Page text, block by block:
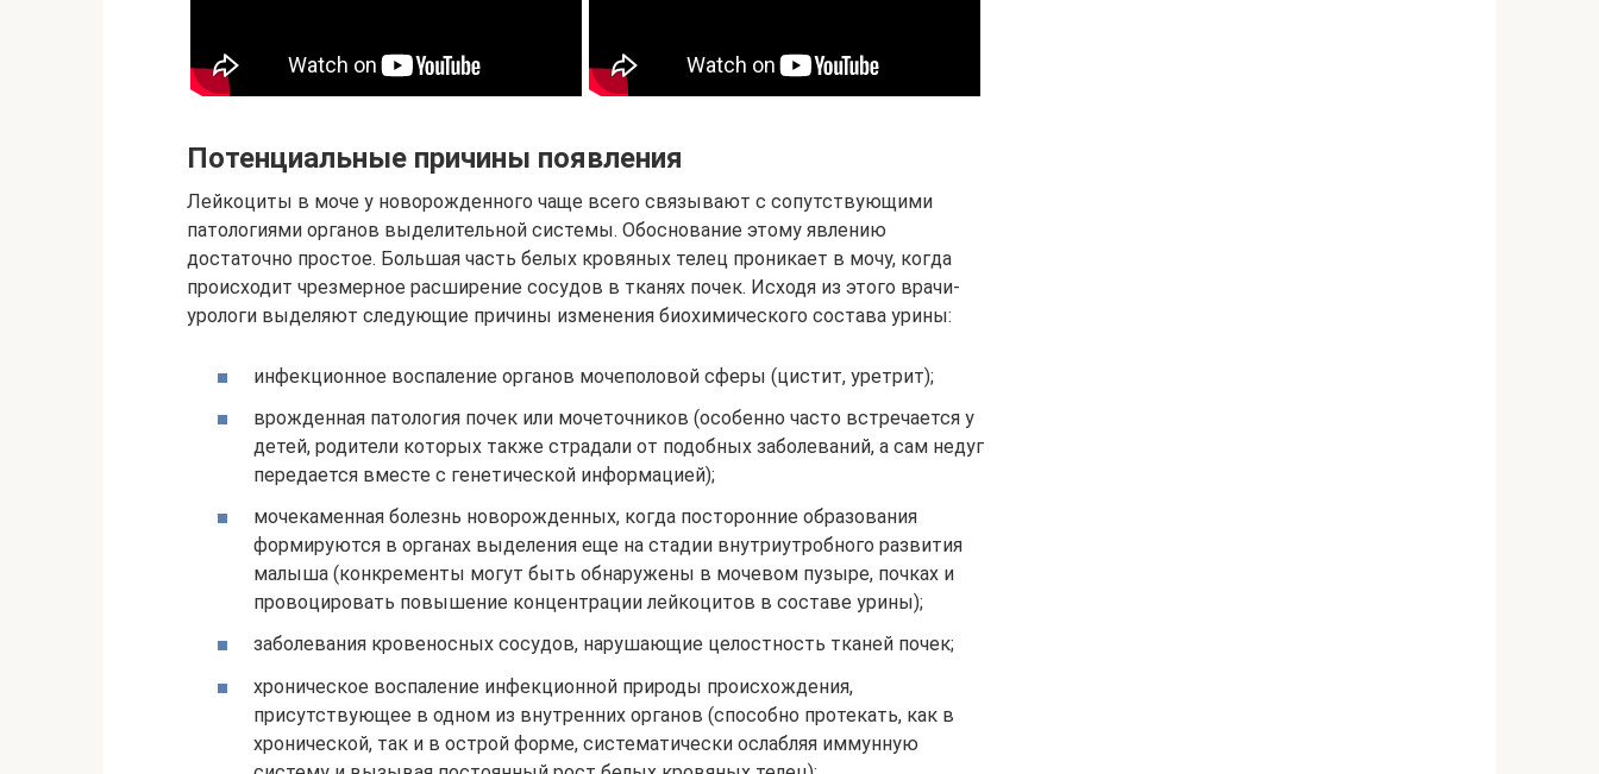
Потенциальные причины появления
Лейкоциты в моче у новорожденного чаще всего связывают с сопутствующими
патологиями органов выделительной системы. Обоснование этому явлению
достаточно простое. Большая часть белых кровяных телец проникает в мочу, когда
происходит чрезмерное расширение сосудов в тканях почек. Исходя из этого врачи-
урологи выделяют следующие причины изменения биохимического состава урины:
инфекционное воспаление органов мочеполовой сферы (цистит, уретрит);
врожденная патология почек или мочеточников (особенно часто встречается у
детей, родители которых также страдали от подобных заболеваний, а сам недуг
передается вместе с генетической информацией);
мочекаменная болезнь новорожденных, когда посторонние образования
формируются в органах выделения еще на стадии внутриутробного развития
малыша (конкременты могут быть обнаружены в мочевом пузыре, почках и
провоцировать повышение концентрации лейкоцитов в составе урины);
заболевания кровеносных сосудов, нарушающие целостность тканей почек;
хроническое воспаление инфекционной природы происхождения,
присутствующее в одном из внутренних органов (способно протекать, как в
хронической, так и в острой форме, систематически ослабляя иммунную